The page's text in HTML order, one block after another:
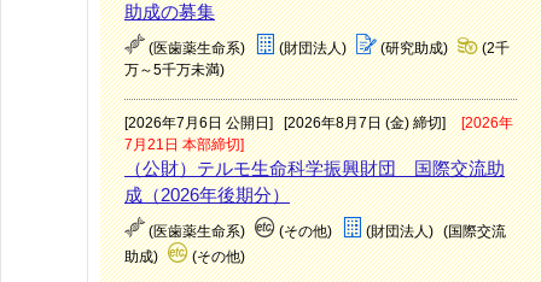
助成の募集
(医歯薬生命系) (財団法人) (研究助成)
(2千
万～5千万未満)
[2026年7月6日 公開日] [2026年8月7日 (金) 締切]
[2026年
7月21日 本部締切]
（公財）テルモ生命科学振興財団 国際交流助
成（2026年後期分）
(医歯薬生命系) (その他) (財団法人) (国際交流
助成)
(その他)